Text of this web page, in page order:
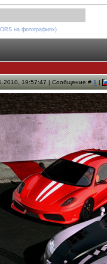
на фотографиях)
19:57:47 | Сообщение #1|